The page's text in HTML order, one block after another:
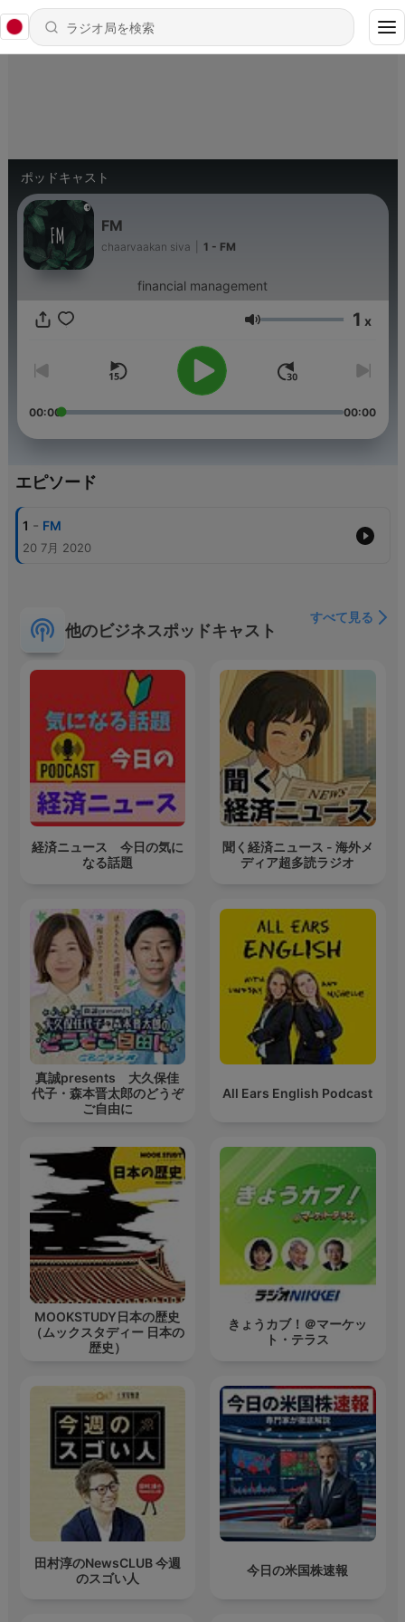
ポッドキャスト
FM
chaarvaakan siva 1 - FM
financial management
音量 1 x
00:00 00:00
エピソード
1 - FM
20 7月 2020
他のビジネスポッドキャスト
すべて見る
経済ニュース 今日の気に
なる話題
聞く経済ニュース - 海外メ
ディア超多読ラジオ
真誠presents 大久保佳
代子・森本晋太郎のどうぞ
ご自由に
All Ears English Podcast
MOOKSTUDY日本の歴史
（ムックスタディー 日本の
歴史）
きょうカブ！＠マーケッ
ト・テラス
田村淳のNewsCLUB 今週
のスゴい人
今日の米国株速報